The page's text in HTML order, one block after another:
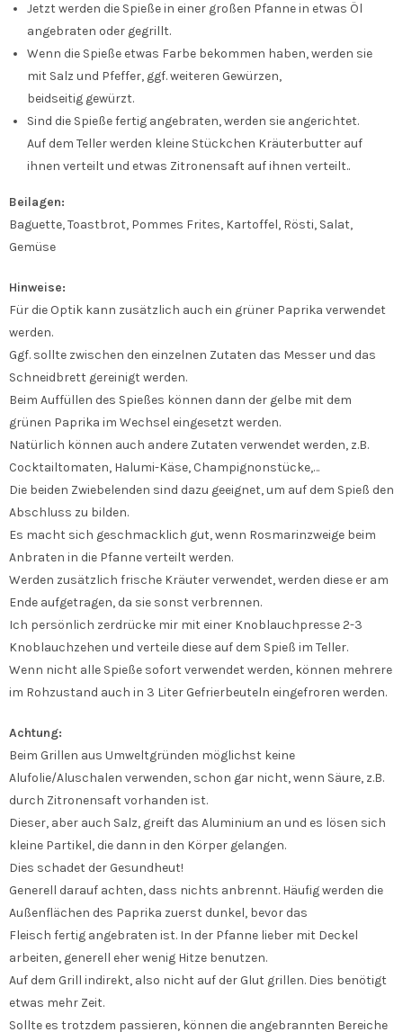
Jetzt werden die Spieße in einer großen Pfanne in etwas Öl
angebraten oder gegrillt.
Wenn die Spieße etwas Farbe bekommen haben, werden sie
mit Salz und Pfeffer, ggf. weiteren Gewürzen,
beidseitig gewürzt.
Sind die Spieße fertig angebraten, werden sie angerichtet.
Auf dem Teller werden kleine Stückchen Kräuterbutter auf
ihnen verteilt und etwas Zitronensaft auf ihnen verteilt..
Beilagen:
Baguette, Toastbrot, Pommes Frites, Kartoffel, Rösti, Salat,
Gemüse
Hinweise:
Für die Optik kann zusätzlich auch ein grüner Paprika verwendet
werden.
Ggf. sollte zwischen den einzelnen Zutaten das Messer und das
Schneidbrett gereinigt werden.
Beim Auffüllen des Spießes können dann der gelbe mit dem
grünen Paprika im Wechsel eingesetzt werden.
Natürlich können auch andere Zutaten verwendet werden, z.B.
Cocktailtomaten, Halumi-Käse, Champignonstücke,…
Die beiden Zwiebelenden sind dazu geeignet, um auf dem Spieß den
Abschluss zu bilden.
Es macht sich geschmacklich gut, wenn Rosmarinzweige beim
Anbraten in die Pfanne verteilt werden.
Werden zusätzlich frische Kräuter verwendet, werden diese er am
Ende aufgetragen, da sie sonst verbrennen.
Ich persönlich zerdrücke mir mit einer Knoblauchpresse 2-3
Knoblauchzehen und verteile diese auf dem Spieß im Teller.
Wenn nicht alle Spieße sofort verwendet werden, können mehrere
im Rohzustand auch in 3 Liter Gefrierbeuteln eingefroren werden.
Achtung:
Beim Grillen aus Umweltgründen möglichst keine
Alufolie/Aluschalen verwenden, schon gar nicht, wenn Säure, z.B.
durch Zitronensaft vorhanden ist.
Dieser, aber auch Salz, greift das Aluminium an und es lösen sich
kleine Partikel, die dann in den Körper gelangen.
Dies schadet der Gesundheut!
Generell darauf achten, dass nichts anbrennt. Häufig werden die
Außenflächen des Paprika zuerst dunkel, bevor das
Fleisch fertig angebraten ist. In der Pfanne lieber mit Deckel
arbeiten, generell eher wenig Hitze benutzen.
Auf dem Grill indirekt, also nicht auf der Glut grillen. Dies benötigt
etwas mehr Zeit.
Sollte es trotzdem passieren, können die angebrannten Bereiche